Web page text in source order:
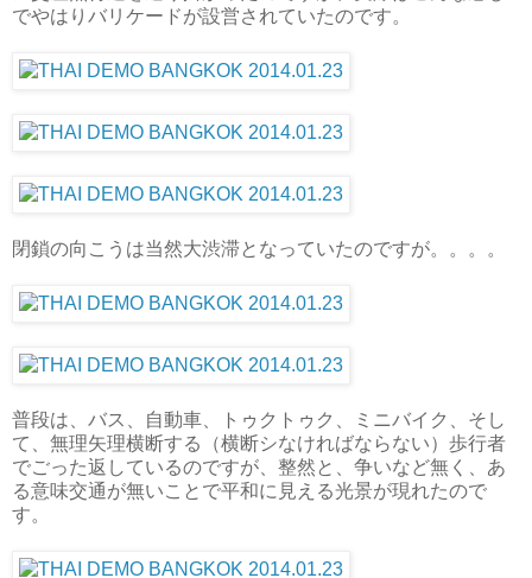
でやはりバリケードが設営されていたのです。
閉鎖の向こうは当然大渋滞となっていたのですが。。。。
普段は、バス、自動車、トゥクトゥク、ミニバイク、そし
て、無理矢理横断する（横断シなければならない）歩行者
でごった返しているのですが、整然と、争いなど無く、あ
る意味交通が無いことで平和に見える光景が現れたので
す。